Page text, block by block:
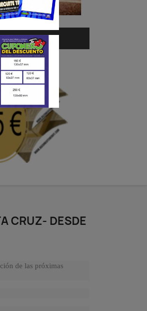
CRUZ- DESDE
de las próximas